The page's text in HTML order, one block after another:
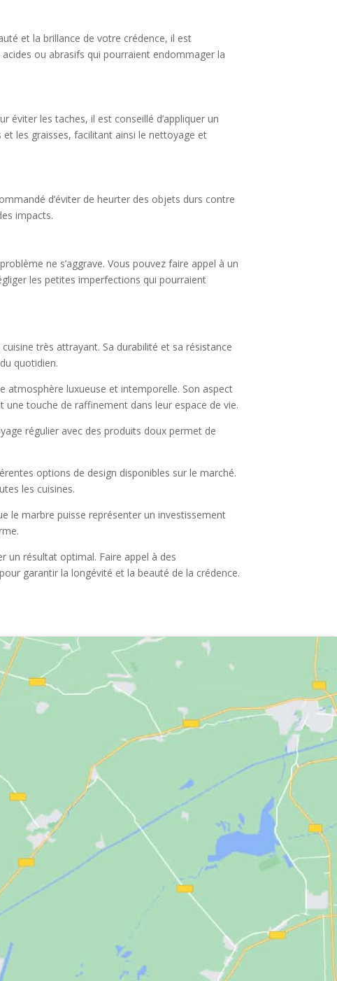
et la brillance de votre crédence, il est
ou abrasifs qui pourraient endommager la
éviter les taches, il est conseillé d’appliquer un
les graisses, facilitant ainsi le nettoyage et
d’éviter de heurter des objets durs contre
impacts.
ne s’aggrave. Vous pouvez faire appel à un
les petites imperfections qui pourraient
très attrayant. Sa durabilité et sa résistance
quotidien.
atmosphère luxueuse et intemporelle. Son aspect
touche de raffinement dans leur espace de vie.
régulier avec des produits doux permet de
options de design disponibles sur le marché.
les cuisines.
le marbre puisse représenter un investissement
un résultat optimal. Faire appel à des
garantir la longévité et la beauté de la crédence.